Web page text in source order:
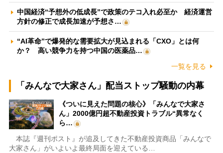
中国経済“予想外の低成長”で政策のテコ入れ必至か 経済運営
方針の修正で成長加速が予想さ…
“AI革命”で爆発的な需要拡大が見込まれる「CXO」とは何
か？ 高い競争力を持つ中国の医薬品…
一覧を見る
「みんなで大家さん」配当ストップ騒動の内幕
《ついに見えた問題の核心》「みんなで大家さ
ん」2000億円超不動産投資トラブル“異常なく
ら…
本誌『週刊ポスト』が追及してきた不動産投資商品「みんなで
大家さん」がいよいよ最終局面を迎えている…